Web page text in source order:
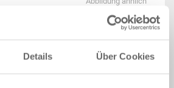
Details Über Cookies